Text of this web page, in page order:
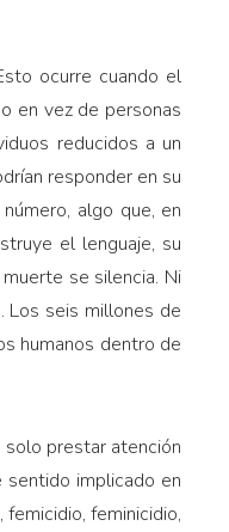
ocurre cuando el
en vez de personas
reducidos a un
responder en su
algo que, en
el lenguaje, su
se silencia. Ni
Los seis millones de
humanos dentro de
solo prestar atención
sentido implicado en
feminicidio,